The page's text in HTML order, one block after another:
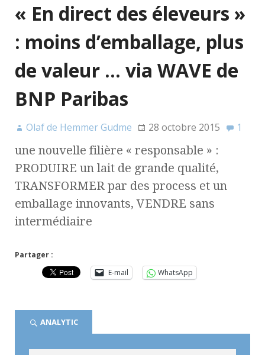
« En direct des éleveurs »
: moins d’emballage, plus
de valeur … via WAVE de
BNP Paribas
Olaf de Hemmer Gudme 28 octobre 2015 1
une nouvelle filière « responsable » :
PRODUIRE un lait de grande qualité,
TRANSFORMER par des process et un
emballage innovants, VENDRE sans
intermédiaire
Partager :
E-mail
WhatsApp
ANALYTIC